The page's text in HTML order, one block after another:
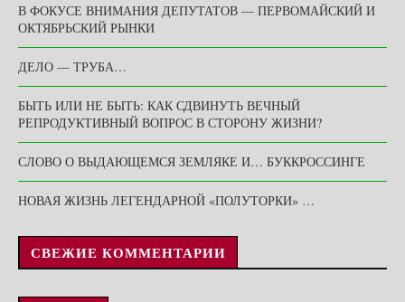
В ФОКУСЕ ВНИМАНИЯ ДЕПУТАТОВ — ПЕРВОМАЙСКИЙ И
ОКТЯБРЬСКИЙ РЫНКИ
ДЕЛО — ТРУБА…
БЫТЬ ИЛИ НЕ БЫТЬ: КАК СДВИНУТЬ ВЕЧНЫЙ
РЕПРОДУКТИВНЫЙ ВОПРОС В СТОРОНУ ЖИЗНИ?
СЛОВО О ВЫДАЮЩЕМСЯ ЗЕМЛЯКЕ И… БУККРОССИНГЕ
НОВАЯ ЖИЗНЬ ЛЕГЕНДАРНОЙ «ПОЛУТОРКИ» …
СВЕЖИЕ КОММЕНТАРИИ